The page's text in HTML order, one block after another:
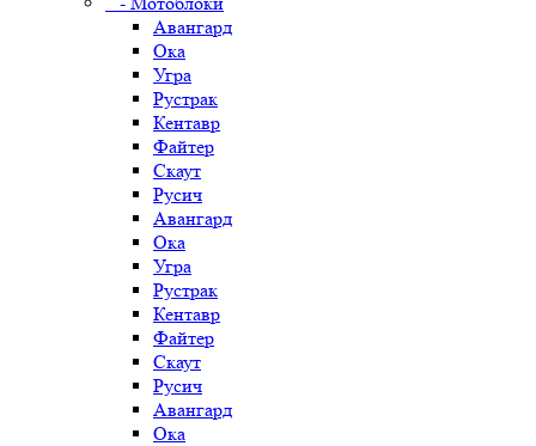
Авангард
Ока
Угра
Рустрак
Кентавр
Файтер
Скаут
Русич
Авангард
Ока
Угра
Рустрак
Кентавр
Файтер
Скаут
Русич
Авангард
Ока